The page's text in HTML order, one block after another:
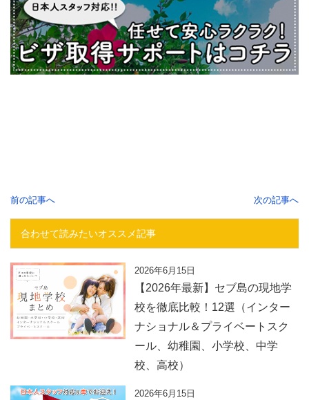
前の記事へ 次の記事へ
合わせて読みたいオススメ記事
2026年6月15日
【2026年最新】セブ島の現地学
校を徹底比較！12選（インター
ナショナル＆プライベートスク
ール、幼稚園、小学校、中学
校、高校）
2026年6月15日